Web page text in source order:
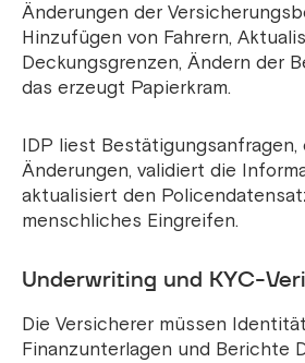
Änderungen der
Hinzufügen von Fahrern,
Deckungsgrenzen, Ändern der
das erzeugt Papierkram.
IDP liest Bestätigungsanfragen,
Änderungen, validiert die
aktualisiert den
menschliches Eingreifen.
Underwriting und KYC-
Die Versicherer müssen
Finanzunterlagen und Berichte